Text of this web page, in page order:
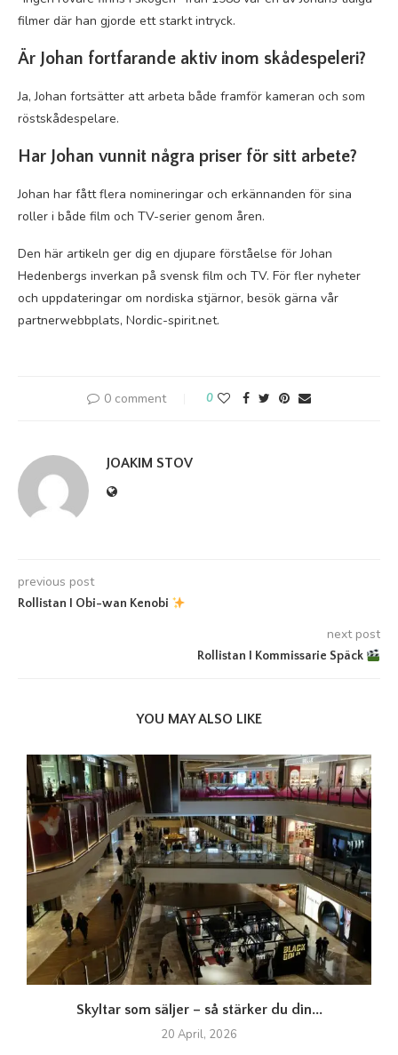
filmer där han gjorde ett starkt intryck.
Är Johan fortfarande aktiv inom skådespeleri?
Ja, Johan fortsätter att arbeta både framför kameran och som
röstskådespelare.
Har Johan vunnit några priser för sitt arbete?
Johan har fått flera nomineringar och erkännanden för sina
roller i både film och TV-serier genom åren.
Den här artikeln ger dig en djupare förståelse för Johan
Hedenbergs inverkan på svensk film och TV. För fler nyheter
och uppdateringar om nordiska stjärnor, besök gärna vår
partnerwebbplats, Nordic-spirit.net.
0 comment 0
JOAKIM STOV
previous post
Rollistan I Obi-wan Kenobi
next post
Rollistan I Kommissarie Späck
YOU MAY ALSO LIKE
Skyltar som säljer – så stärker du din...
20 April, 2026